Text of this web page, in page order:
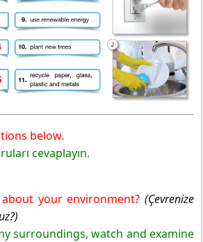
below.
cevaplayın.
your environment? (Çevrenize
surroundings, watch and examine